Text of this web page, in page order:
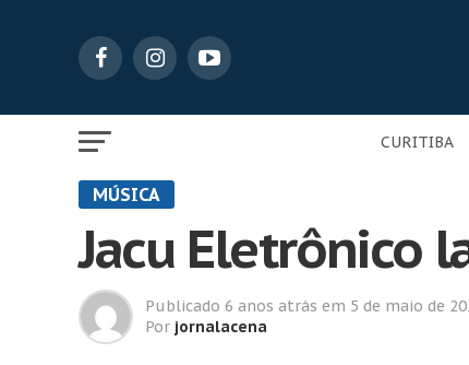
CURITIBA
MÚSICA
Jacu Eletrônico
Publicado 6 anos atrás em 5 de maio de
Por jornalacena